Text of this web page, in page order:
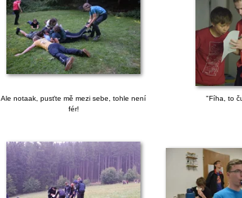
Ale notaak, pusťte mě mezi sebe, tohle není
fér!
"Fíha, to